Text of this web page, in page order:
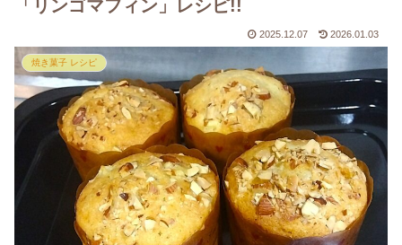
「リンゴマフィン」レシピ!!
2025.12.07 2026.01.03
焼き菓子 レシピ